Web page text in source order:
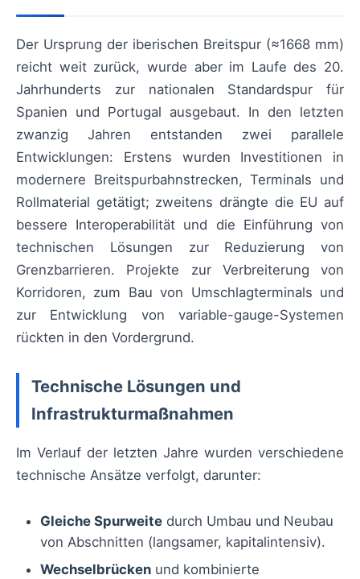
Der Ursprung der iberischen Breitspur (≈1668 mm)
reicht weit zurück, wurde aber im Laufe des 20.
Jahrhunderts zur nationalen Standardspur für
Spanien und Portugal ausgebaut. In den letzten
zwanzig Jahren entstanden zwei parallele
Entwicklungen: Erstens wurden Investitionen in
modernere Breitspurbahnstrecken, Terminals und
Rollmaterial getätigt; zweitens drängte die EU auf
bessere Interoperabilität und die Einführung von
technischen Lösungen zur Reduzierung von
Grenzbarrieren. Projekte zur Verbreiterung von
Korridoren, zum Bau von Umschlagterminals und
zur Entwicklung von variable-gauge-Systemen
rückten in den Vordergrund.
Technische Lösungen und
Infrastrukturmaßnahmen
Im Verlauf der letzten Jahre wurden verschiedene
technische Ansätze verfolgt, darunter:
Gleiche Spurweite durch Umbau und Neubau
von Abschnitten (langsamer, kapitalintensiv).
Wechselbrücken und kombinierte